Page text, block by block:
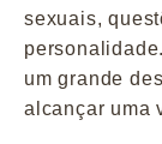
sexuais,
um grande
alcançar uma